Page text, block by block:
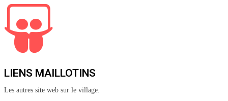
LIENS MAILLOTINS
Les autres site web sur le village.